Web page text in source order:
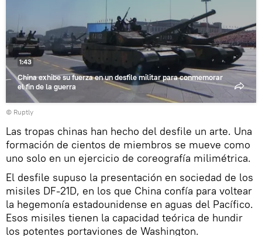
China exhibe su fuerza en un desfile militar para conmemorar
el fin de la guerra
1:43
© Ruptly
Las tropas chinas han hecho del desfile un arte. Una
formación de cientos de miembros se mueve como
uno solo en un ejercicio de coreografía milimétrica.
El desfile supuso la presentación en sociedad de los
misiles DF-21D, en los que China confía para voltear
la hegemonía estadounidense en aguas del Pacífico.
Esos misiles tienen la capacidad teórica de hundir
los potentes portaviones de Washington.